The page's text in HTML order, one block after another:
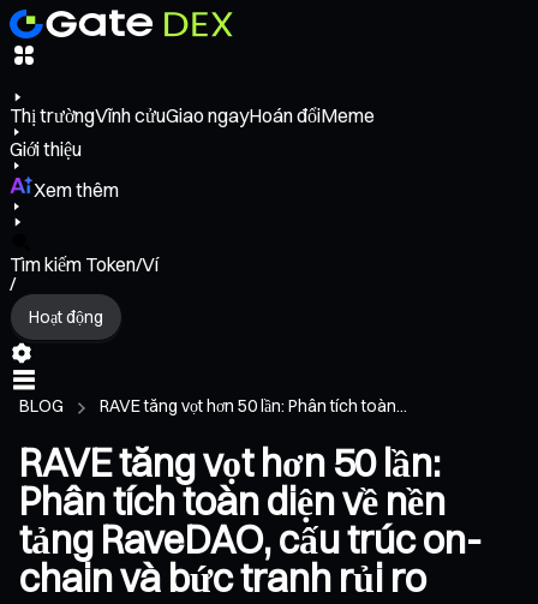
Thị trườngVĩnh cửuGiao ngayHoán đổiMeme
Giới thiệu
Xem thêm
Tìm kiếm Token/Ví
/
Hoạt động
BLOG RAVE tăng vọt hơn 50 lần: Phân tích toàn...
RAVE tăng vọt hơn 50 lần:
Phân tích toàn diện về nền
tảng RaveDAO, cấu trúc on-
chain và bức tranh rủi ro